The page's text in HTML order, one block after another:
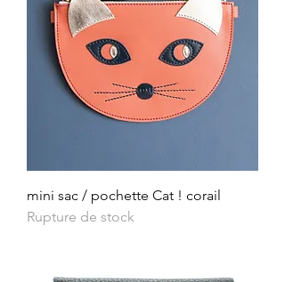
mini sac / pochette Cat ! corail
Rupture de stock